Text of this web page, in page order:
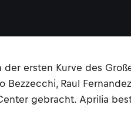
ersten Kurve des
Raul
gebracht. Aprilia